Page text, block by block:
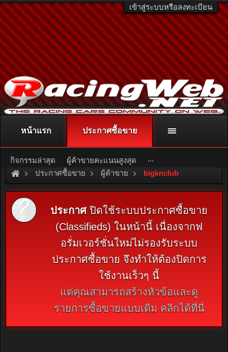
เข้าสู่ระบบหรือลงทะเบียน
ติดต่อลงโฆษณา racingweb@gmail.com
หรือโทร. 081-811-1138
หรืออ่านรายละเอียดเพิ่มเติม คลิกที่นี่
ประกาศซื้อขาย ผู้ค้าขาย bigknclub
ประกาศปิดใช้ระบบประกาศซื้อขาย
(Classifieds) ในหน้านี้ เนื่องจากฟ
อรั่มเวอร์ชั่นใหม่ไม่รองรับระบบ
ประกาศซื้อขาย จึงทำให้ต้องปิดการ
ใช้งานเร็วๆ นี้
แต่คุณสามารถสร้างหัวข้อและดู
รายการซื้อขายแบบเดิม คลิกได้ที่นี่
หน้าแรก ประกาศซื้อขาย
กิจกรรมล่าสุด ผู้ค้าขายคะแนนสูงสุด ...